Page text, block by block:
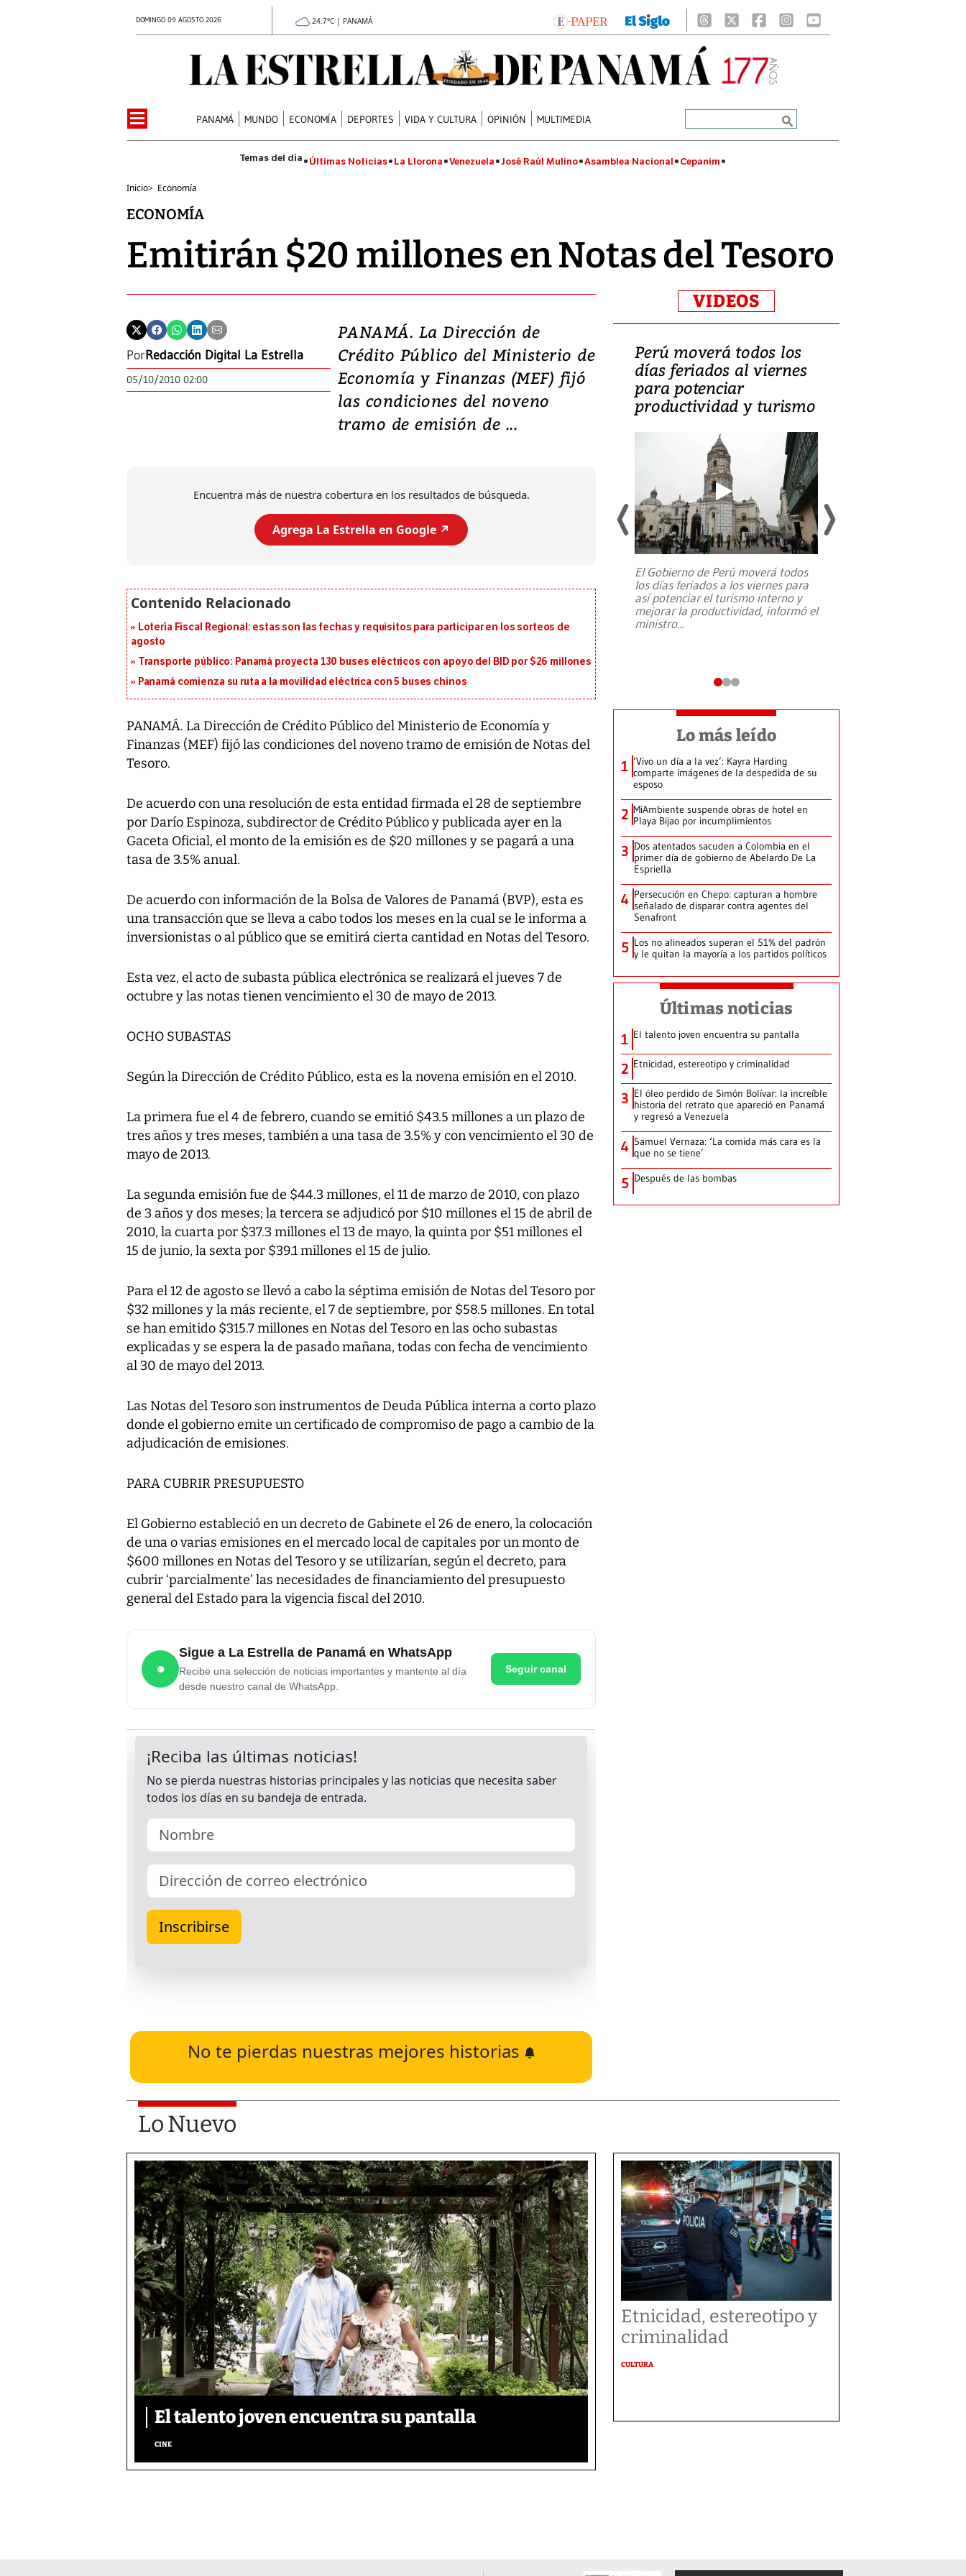
DOMINGO 09 AGOSTO 2026 24.7°C | PANAMÁ
PANAMÁ MUNDO ECONOMÍA DEPORTES VIDA Y CULTURA OPINIÓN MULTIMEDIA
Últimas Noticias La Llorona Venezuela José Raúl Mulino Asamblea Nacional Cepanim
Inicio> Economía
ECONOMÍA
Emitirán $20 millones en Notas del Tesoro
PorRedacción Digital La Estrella
05/10/2010 02:00
PANAMÁ. La Dirección de
Crédito Público del Ministerio de
Economía y Finanzas (MEF) fijó
las condiciones del noveno
tramo de emisión de ...
Encuentra más de nuestra cobertura en los resultados de búsqueda.
Agrega La Estrella en Google ↗️
Lotería Fiscal Regional: estas son las fechas y requisitos para participar en los sorteos de
agosto
Transporte público: Panamá proyecta 130 buses eléctricos con apoyo del BID por $26 millones
Panamá comienza su ruta a la movilidad eléctrica con 5 buses chinos
PANAMÁ. La Dirección de Crédito Público del Ministerio de Economía y
Finanzas (MEF) fijó las condiciones del noveno tramo de emisión de Notas del
Tesoro.
De acuerdo con una resolución de esta entidad firmada el 28 de septiembre
por Darío Espinoza, subdirector de Crédito Público y publicada ayer en la
Gaceta Oficial, el monto de la emisión es de $20 millones y se pagará a una
tasa de 3.5% anual.
De acuerdo con información de la Bolsa de Valores de Panamá (BVP), esta es
una transacción que se lleva a cabo todos los meses en la cual se le informa a
inversionistas o al público que se emitirá cierta cantidad en Notas del Tesoro.
Esta vez, el acto de subasta pública electrónica se realizará el jueves 7 de
octubre y las notas tienen vencimiento el 30 de mayo de 2013.
OCHO SUBASTAS
Según la Dirección de Crédito Público, esta es la novena emisión en el 2010.
La primera fue el 4 de febrero, cuando se emitió $43.5 millones a un plazo de
tres años y tres meses, también a una tasa de 3.5% y con vencimiento el 30 de
mayo de 2013.
La segunda emisión fue de $44.3 millones, el 11 de marzo de 2010, con plazo
de 3 años y dos meses; la tercera se adjudicó por $10 millones el 15 de abril de
2010, la cuarta por $37.3 millones el 13 de mayo, la quinta por $51 millones el
15 de junio, la sexta por $39.1 millones el 15 de julio.
Para el 12 de agosto se llevó a cabo la séptima emisión de Notas del Tesoro por
$32 millones y la más reciente, el 7 de septiembre, por $58.5 millones. En total
se han emitido $315.7 millones en Notas del Tesoro en las ocho subastas
explicadas y se espera la de pasado mañana, todas con fecha de vencimiento
al 30 de mayo del 2013.
Las Notas del Tesoro son instrumentos de Deuda Pública interna a corto plazo
donde el gobierno emite un certificado de compromiso de pago a cambio de la
adjudicación de emisiones.
PARA CUBRIR PRESUPUESTO
El Gobierno estableció en un decreto de Gabinete el 26 de enero, la colocación
de una o varias emisiones en el mercado local de capitales por un monto de
$600 millones en Notas del Tesoro y se utilizarían, según el decreto, para
cubrir ‘parcialmente’ las necesidades de financiamiento del presupuesto
general del Estado para la vigencia fiscal del 2010.
●
Sigue a La Estrella de Panamá en WhatsApp
Recibe una selección de noticias importantes y mantente al día
desde nuestro canal de WhatsApp.
Seguir canal
No te pierdas nuestras mejores historias
VIDEOS
Video: Lula lanza su
candidatura con
promesas de inversión
en defensa, educación y
tierras raras
Entre recuerdos y escuetas
da Silva, oficializó este domingo su
Perú moverá todos los
días feriados al viernes
para potenciar
productividad y turismo
El Gobierno de Perú moverá todos
los días feriados a los viernes para
así potenciar el turismo interno y
mejorar la productividad, informó el
ministro...
Lo más leído
1 ‘Vivo un día a la vez’: Kayra Harding
comparte imágenes de la despedida de su
esposo
2 MiAmbiente suspende obras de hotel en
Playa Bijao por incumplimientos
3 Dos atentados sacuden a Colombia en el
primer día de gobierno de Abelardo De La
Espriella
4 Persecución en Chepo: capturan a hombre
señalado de disparar contra agentes del
Senafront
5 Los no alineados superan el 51% del padrón
y le quitan la mayoría a los partidos políticos
Últimas noticias
1 El talento joven encuentra su pantalla​
2 Etnicidad, estereotipo y criminalidad
3 El óleo perdido de Simón Bolívar: la increíble
historia del retrato que apareció en Panamá
y regresó a Venezuela
4 Samuel Vernaza: ‘La comida más cara es la
que no se tiene’
5 Después de las bombas
Lo Nuevo
El talento joven encuentra su pantalla​
CINE
Etnicidad, estereotipo y
criminalidad
CULTURA